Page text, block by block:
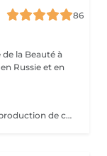
86
de la Beauté à
Les bienfaits du Peeling PRX-T33 Stimule la production de collagène et d'élastine, sans exfoliation visible. Raffermit et redensifie la peau, avec un effet lifting immédiat et naturel. Illumine le teint et redonne de l'éclat instantanément. Atténue les taches pigmentaires et unifie le teint. Améliore la texture de la peau, resserre les pores et réduit les cicatrices légères. Résultat : une peau plus ferme, plus lisse et visiblement rajeunie, sans temps de récupération. The Benefits of PRX-T33 Peel Stimulates collagen and elastin production without visible peeling. Firms and densifies the skin with an instant natural lifting effect. Brightens and revives the complexion immediately. Reduces pigmentation spots and evens out skin tone. Improves skin texture, tightens pores, and softens mild scars. Result: firmer, smoother, and visibly rejuvenated skin with no downtime.